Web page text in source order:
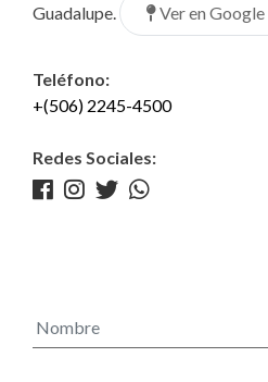
Guadalupe.
Ver en
Teléfono:
+(506) 2245-4500
Redes Sociales: